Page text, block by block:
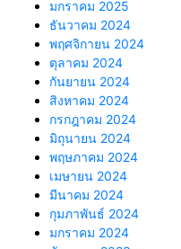
มกราคม 2025
ธันวาคม 2024
พฤศจิกายน 2024
ตุลาคม 2024
กันยายน 2024
สิงหาคม 2024
กรกฎาคม 2024
มิถุนายน 2024
พฤษภาคม 2024
เมษายน 2024
มีนาคม 2024
กุมภาพันธ์ 2024
มกราคม 2024